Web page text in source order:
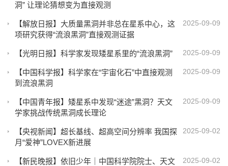
洞” 让理论猜想变为直接观测
2025-09-09
【解放日报】大质量黑洞并非总在星系中心，这
项研究获得“流浪黑洞”直接观测证据
2025-09-09
【光明日报】科学家发现矮星系里的“流浪黑洞”
2025-09-09
【中国科学报】科学家在“宇宙化石”中直接观测
到流浪黑洞
2025-09-09
【中国青年报】矮星系中发现“迷途”黑洞？天文
学家挑战传统黑洞成长理论
2025-09-02
【央视新闻】超长基线、超高空间分辨率 我国探
月“爱神”LOVEX新进展
2025-09-02
【新民晚报】依旧少年｜中国科学院院士、天文